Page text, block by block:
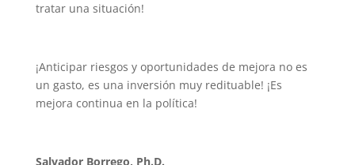
tratar una situación!
¡Anticipar riesgos y oportunidades de mejora no es
un gasto, es una inversión muy redituable! ¡Es
mejora continua en la política!
Salvador Borrego, Ph.D.